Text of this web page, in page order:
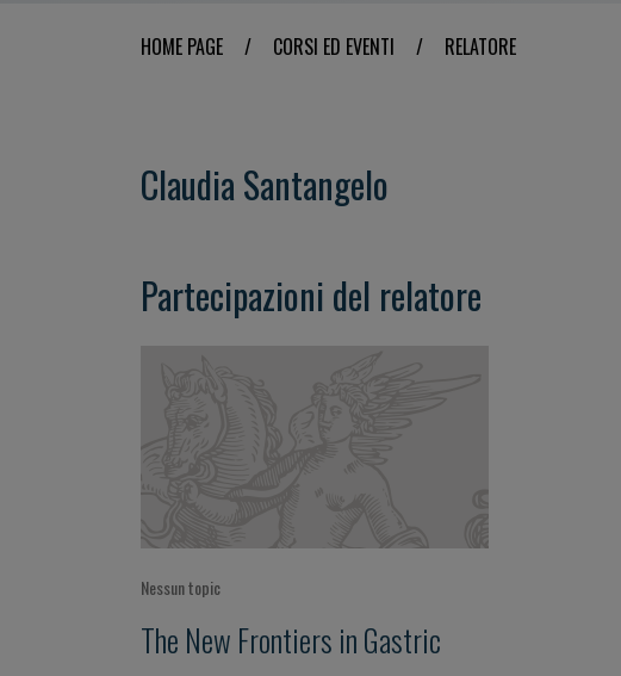
HOME PAGE / CORSI ED EVENTI / RELATORE
Claudia Santangelo
Partecipazioni del relatore
Nessun topic
The New Frontiers in Gastric